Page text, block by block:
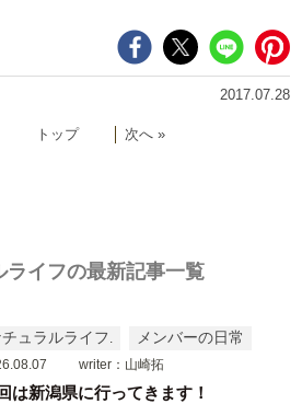
トップ 次へ »
2017.07.28
ライフの最新記事一覧
ュラルライフ メンバーの日常
writer：山崎拓
は新潟県に行ってきます！